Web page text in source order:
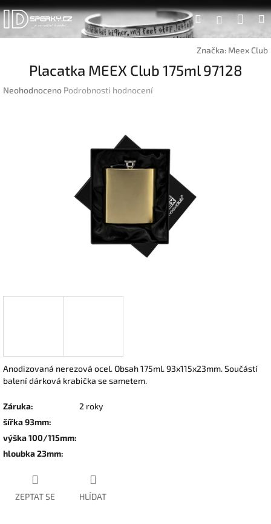
Přejít
na
obsah
Hledat
Značka: Meex Club
Placatka MEEX Club 175ml 97128
Průměrné
Neohodnoceno Podrobnosti hodnocení
Anodizovaná nerezová ocel. Obsah 175ml. 93x115x23mm. Součástí
balení dárková krabička se sametem.
Záruka:
2 roky
šířka 93mm:
výška 100/115mm:
hloubka 23mm:
ZEPTAT SE HLÍDAT